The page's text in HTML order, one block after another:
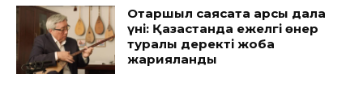
Отаршыл саясатқа қарсы дала
үні: Қазақстанда ежелгі өнер
туралы деректі жоба
жарияланды